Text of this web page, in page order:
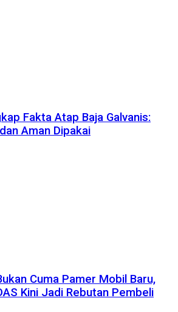
Fakta Atap Baja Galvanis:
Aman Dipakai
Cuma Pamer Mobil Baru,
Kini Jadi Rebutan Pembeli